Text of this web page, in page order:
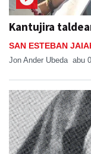
Kantujira
SAN ESTEBAN
Jon Ander Ubeda abu